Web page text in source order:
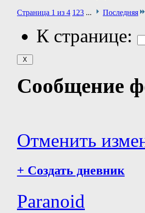
Страница 1 из 4 1 23 ... Последняя
К странице:
Сообщение
Отменить
+ Создать дневник
Paranoid